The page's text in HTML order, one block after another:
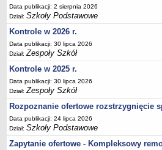
Dane podstawowe
Statut
Majątek
Godziny dyżurów
Ogłoszenia
Zarządzenia
Rejestry, ewidencje, archiwa
Kontrole
PONOWNE WYKORZYSTYWANIE
Data publikacji: 2 sierpnia 2026
Dział:Szkoły Podstawowe
Kontrole w 2026 r.
Data publikacji: 30 lipca 2026
Dział:Zespoły Szkół
Kontrole w 2025 r.
Data publikacji: 30 lipca 2026
Dział:Zespoły Szkół
Rozpoznanie ofertowe rozstrzygnięcie
Data publikacji: 24 lipca 2026
Dział:Szkoły Podstawowe
Zapytanie ofertowe - Kompleksowy